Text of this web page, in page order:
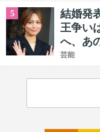
5
結婚発
王争い
へ、あ
芸能